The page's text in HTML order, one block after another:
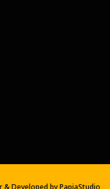
& Developed byPapiaStudio